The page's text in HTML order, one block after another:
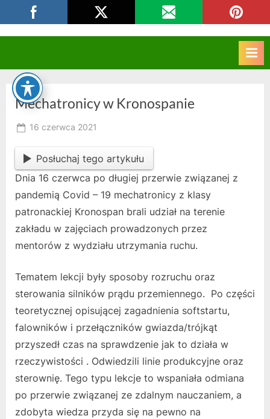
to
CKZIU Strzelce Opolskie
Mechatronicy w Kronospanie
Posted
16 czerwca 2021
Posłuchaj tego artykułu
Dnia 16 czerwca po długiej przerwie związanej z
pandemią Covid – 19 mechatronicy z klasy
patronackiej Kronospan brali udział na terenie
zakładu w zajęciach prowadzonych przez
mentorów z wydziału utrzymania ruchu.
Tematem lekcji były sposoby rozruchu oraz
sterowania silników prądu przemiennego. Po części
teoretycznej opisującej zagadnienia softstartu,
falowników i przełączników gwiazda/trójkąt
przyszedł czas na sprawdzenie jak to działa w
rzeczywistości . Odwiedzili linie produkcyjne oraz
sterownię. Tego typu lekcje to wspaniała odmiana
po przerwie związanej ze zdalnym nauczaniem, a
zdobyta wiedza przyda się na pewno na